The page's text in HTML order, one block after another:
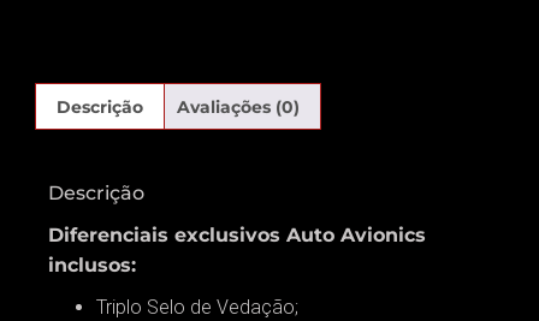
Descrição Avaliações (0)
Descrição
Diferenciais exclusivos Auto Avionics
inclusos:
Triplo Selo de Vedação;